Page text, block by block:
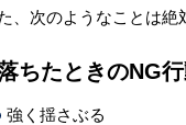
、次のようなことは絶
ちたときのNG
強く揺さぶる